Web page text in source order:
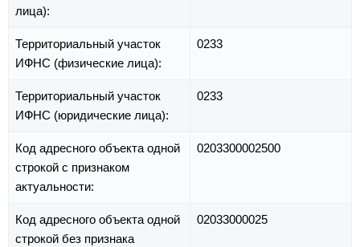
лица):
Территориальный участок
ИФНС (физические лица):
0233
Территориальный участок
ИФНС (юридические лица):
0233
Код адресного объекта одной
строкой с признаком
актуальности:
0203300002500
Код адресного объекта одной
строкой без признака
02033000025